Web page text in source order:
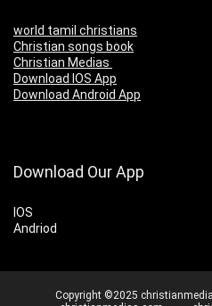
world tamil christians
Christian songs book
Christian Medias
Download IOS App
Download Android App
Download Our App
IOS
Andriod
Copyright ©2025